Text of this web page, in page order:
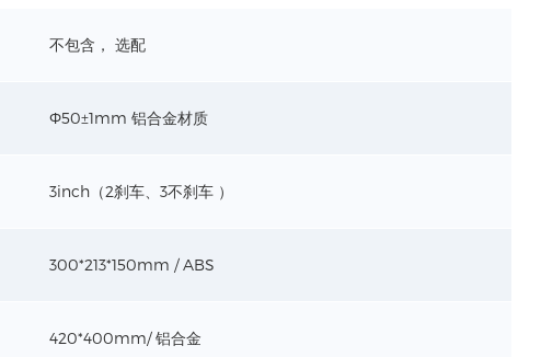
不包含， 选配
Ф50±1mm 铝合金材质
3inch（2刹车、3不刹车 ）
300*213*150mm / ABS
420*400mm/ 铝合金